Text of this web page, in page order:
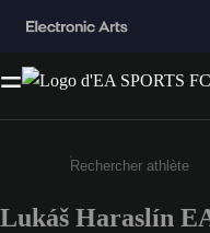
Saisissez au
Lukáš Haraslín